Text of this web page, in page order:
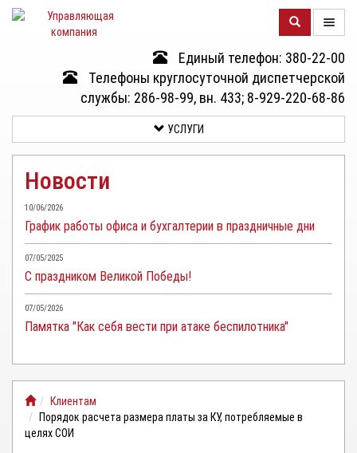
Единый телефон: 380-22-00
Телефоны круглосуточной диспетчерской
службы: 286-98-99, вн. 433; 8-929-220-68-86
КОМПАНИИ
УСЛУГИ
ДОКУМЕНТЫ
ОТЧЕТНОСТЬ
КЛИЕНТАМ
КАБИНЕТ
УСЛУГИ
Новости
10/06/2026
График работы офиса и бухгалтерии в праздничные дни
07/05/2025
С праздником Великой Победы!
07/05/2026
Памятка "Как себя вести при атаке беспилотника"
Клиентам
Порядок расчета размера платы за КУ, потребляемые в
целях СОИ